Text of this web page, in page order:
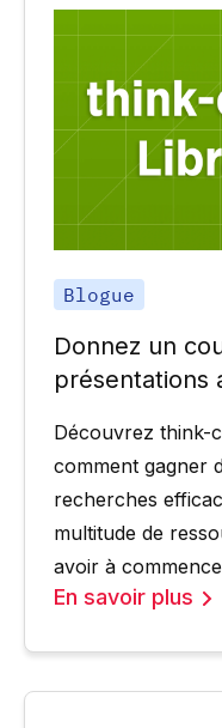
Blogue
Donnez un
présentations
Découvrez think-
comment gagner
recherches
multitude de
avoir à
d’une diapositive
En savoir plus